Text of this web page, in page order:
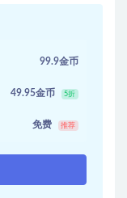
99.9金币
49.95金币 5折
免费 推荐